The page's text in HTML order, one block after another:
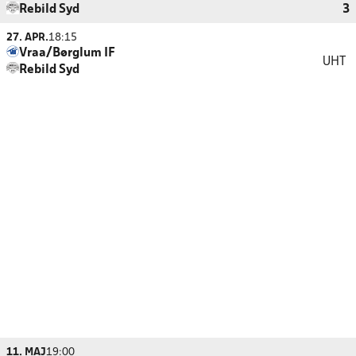
Rebild Syd 3
27. APR.18:15
Vraa/Børglum IF
Rebild Syd
UHT
11. MAJ19:00